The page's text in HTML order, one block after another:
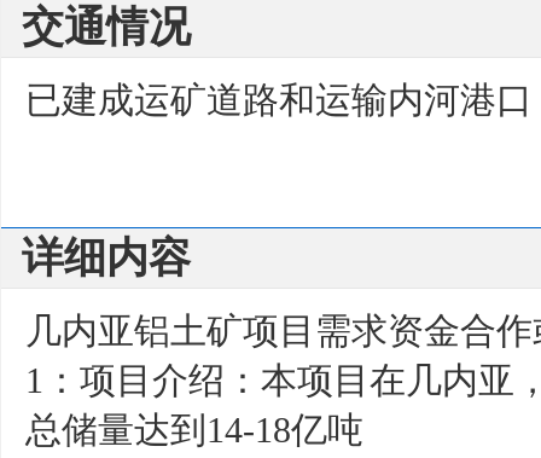
交通情况
已建成运矿道路和运输内河港口
详细内容
几内亚铝土矿项目需求资金合
1：项目介绍：本项目在几内亚
总储量达到14-18亿吨